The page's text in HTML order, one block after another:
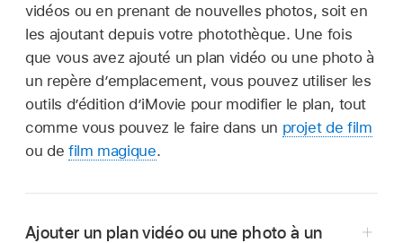
vidéos ou en prenant de nouvelles photos, soit en
les ajoutant depuis votre photothèque. Une fois
que vous avez ajouté un plan vidéo ou une photo à
un repère d’emplacement, vous pouvez utiliser les
outils d’édition d’iMovie pour modifier le plan, tout
comme vous pouvez le faire dans un projet de film
ou de film magique.
Ajouter un plan vidéo ou une photo à un